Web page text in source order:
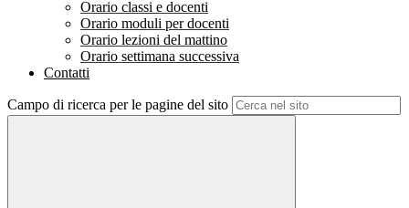
Orario classi e docenti
Orario moduli per docenti
Orario lezioni del mattino
Orario settimana successiva
Contatti
Campo di ricerca per le pagine del sito